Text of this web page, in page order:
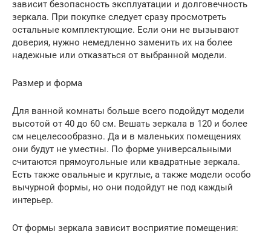
зависит безопасность эксплуатации и долговечность
зеркала. При покупке следует сразу просмотреть
остальные комплектующие. Если они не вызывают
доверия, нужно немедленно заменить их на более
надежные или отказаться от выбранной модели.
Размер и форма
Для ванной комнаты больше всего подойдут модели
высотой от 40 до 60 см. Вешать зеркала в 120 и более
см нецелесообразно. Да и в маленьких помещениях
они будут не уместны. По форме универсальными
считаются прямоугольные или квадратные зеркала.
Есть также овальные и круглые, а также модели особо
вычурной формы, но они подойдут не под каждый
интерьер.
От формы зеркала зависит восприятие помещения: